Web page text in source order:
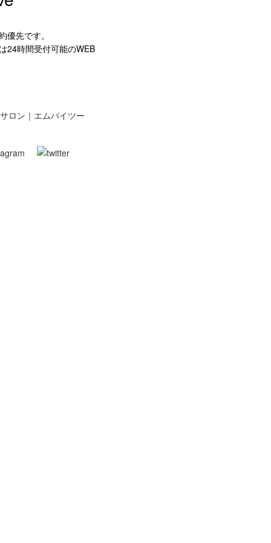
優先です。
24時間受付可能のWEB